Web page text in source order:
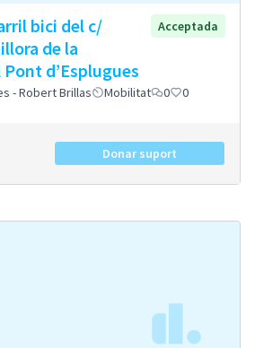
bici del c/
de la
d’Esplugues
Acceptada
- Robert Brillas Mobilitat 0 0
Donar suport